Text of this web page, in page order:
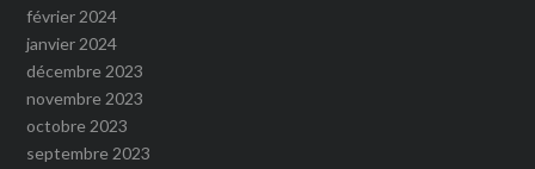
février 2024
janvier 2024
décembre 2023
novembre 2023
octobre 2023
septembre 2023